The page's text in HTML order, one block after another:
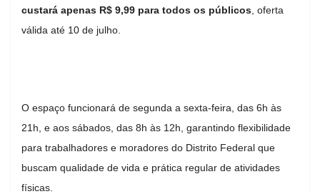
custará apenas R$ 9,99 para todos os públicos , oferta
válida até 10 de julho.
O espaço funcionará de segunda a sexta-feira, das 6h às
21h, e aos sábados, das 8h às 12h, garantindo flexibilidade
para trabalhadores e moradores do Distrito Federal que
buscam qualidade de vida e prática regular de atividades
físicas.